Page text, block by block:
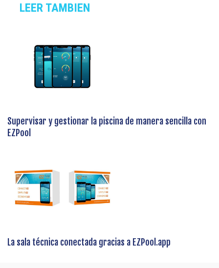
LEER TAMBIEN
Supervisar y gestionar la piscina de manera sencilla con
EZPool
La sala técnica conectada gracias a EZPool.app